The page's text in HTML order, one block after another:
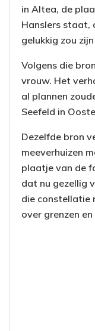
in Altea, de
Hanslers staat,
gelukkig zou
Volgens die
vrouw. Het
al plannen
Seefeld in
Dezelfde bron
meeverhuizen
plaatje van de
dat nu gezellig
die constellatie
over grenzen